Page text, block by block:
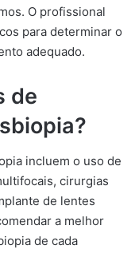
O profissional
para determinar o
adequado.
de
incluem o uso de
cirurgias
de lentes
a melhor
de cada